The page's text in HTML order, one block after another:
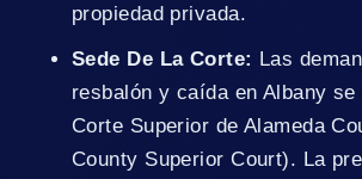
propiedad privada.
Sede De La Corte: Las
resbalón y caída en Albany se
Corte Superior de Alameda
County Superior Court). La